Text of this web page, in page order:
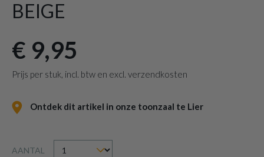
BEIGE
€ 9,95
Prijs per stuk, incl. btw en excl. verzendkosten
Ontdek dit artikel in onze toonzaal te Lier
AANTAL